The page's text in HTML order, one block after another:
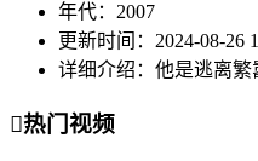
年代： 2007
更新时间： 2024-08-26
详细介绍： 他是逃离繁
热门视频